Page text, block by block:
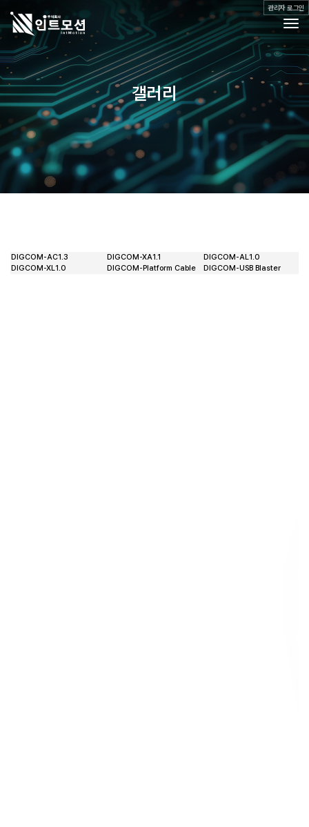
제품소개
공지사항
자료실
Q&A
갤러리
DIGCOM-AC1.3 DIGCOM-XA1.1
DIGCOM-AL1.0
DIGCOM-XL1.0
DIGCOM-Platform Cable DIGCOM-USB Blaster
관리자 로그인